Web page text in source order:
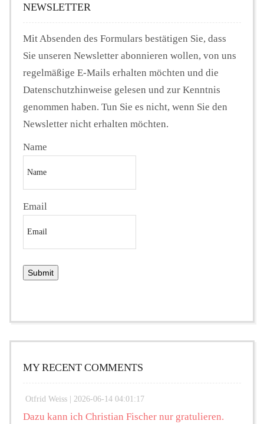
NEWSLETTER
Mit Absenden des Formulars bestätigen Sie, dass
Sie unseren Newsletter abonnieren wollen, von uns
regelmäßige E-Mails erhalten möchten und die
Datenschutzhinweise gelesen und zur Kenntnis
genommen haben. Tun Sie es nicht, wenn Sie den
Newsletter nicht erhalten möchten.
Name
Email
MY RECENT COMMENTS
Otfrid Weiss | 2026-06-14 04:01:17
Dazu kann ich Christian Fischer nur gratulieren.